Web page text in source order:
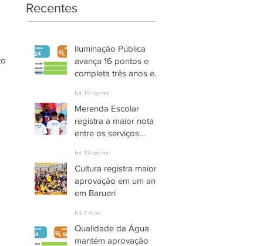
Recentes
Iluminação Pública
avança 16 pontos e
completa três anos em
Satisfação em
Itaquaquecetuba
há 19 horas
Merenda Escolar
registra a maior nota
entre os serviços
há 19 horas
Cultura registra maior
aprovação em um ano
em Barueri
há 2 dias
Qualidade da Água
mantém aprovação